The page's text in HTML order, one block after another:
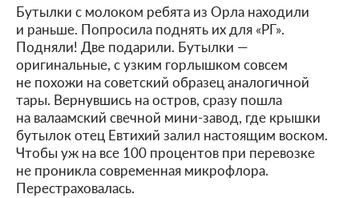
Бутылки с молоком ребята из Орла находили
и раньше. Попросила поднять их для «РГ».
Подняли! Две подарили. Бутылки —
оригинальные, с узким горлышком совсем
не похожи на советский образец аналогичной
тары. Вернувшись на остров, сразу пошла
на валаамский свечной мини-завод, где крышки
бутылок отец Евтихий залил настоящим воском.
Чтобы уж на все 100 процентов при перевозке
не проникла современная микрофлора.
Перестраховалась.